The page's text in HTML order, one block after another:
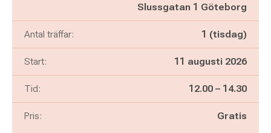
Slussgatan 1 Göteborg
Antal träffar: 1 (tisdag)
Start: 11 augusti 2026
Tid: Pågår mellan
12.00 – och
14.30
Pris: Gratis